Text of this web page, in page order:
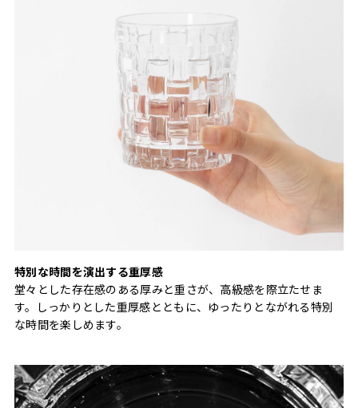
特別な時間を演出する重厚感
堂々とした存在感のある厚みと重さが、高級感を際立たせま
す。しっかりとした重厚感とともに、ゆったりとながれる特別
な時間を楽しめます。